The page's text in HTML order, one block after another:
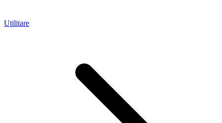
Utilitare